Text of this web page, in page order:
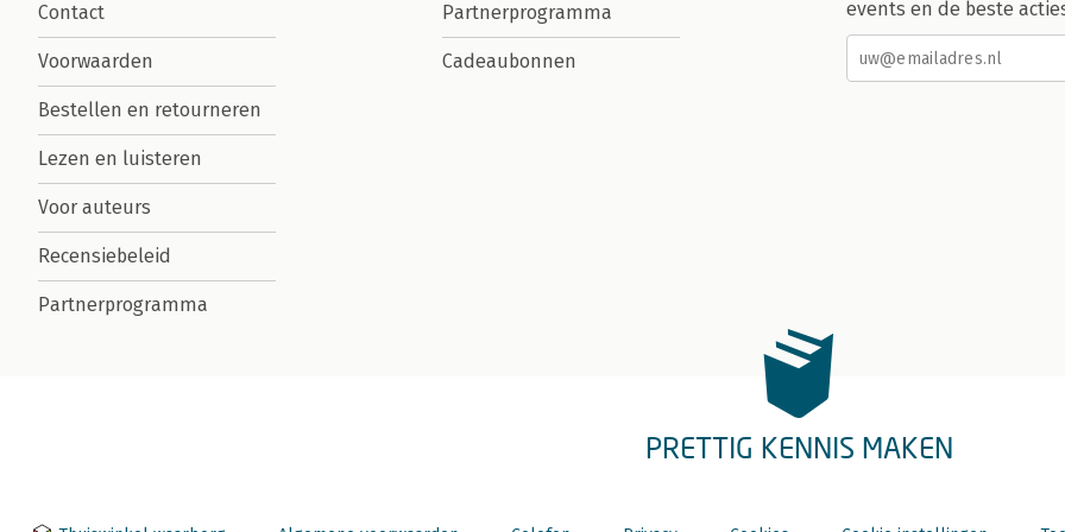
Contact
Voorwaarden
Bestellen en retourneren
Lezen en luisteren
Voor auteurs
Recensiebeleid
Partnerprogramma
Partnerprogramma
Cadeaubonnen
events en de beste
PRETTIG KENNIS MAKEN